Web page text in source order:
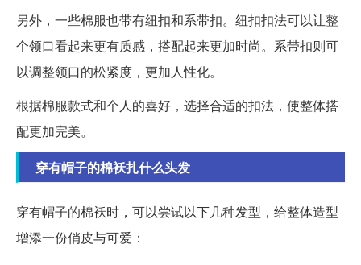
另外，一些棉服也带有纽扣和系带扣。纽扣扣法可以让整
个领口看起来更有质感，搭配起来更加时尚。系带扣则可
以调整领口的松紧度，更加人性化。
根据棉服款式和个人的喜好，选择合适的扣法，使整体搭
配更加完美。
穿有帽子的棉袄扎什么头发
穿有帽子的棉袄时，可以尝试以下几种发型，给整体造型
增添一份俏皮与可爱：